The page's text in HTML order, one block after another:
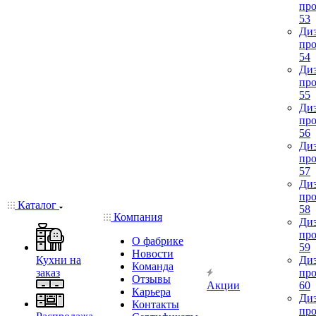
Каталог
Кухни на
заказ
Компания
О фабрике
Новости
Команда
Отзывы
Карьера
Контакты
Акции
53
54
55
56
57
58
59
60